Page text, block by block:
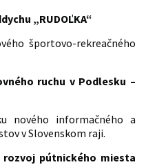
„RUDOĽKA“
športovo-rekreačného
ruchu v Podlesku –
nového informačného a
v Slovenskom raji.
rozvoj pútnického miesta